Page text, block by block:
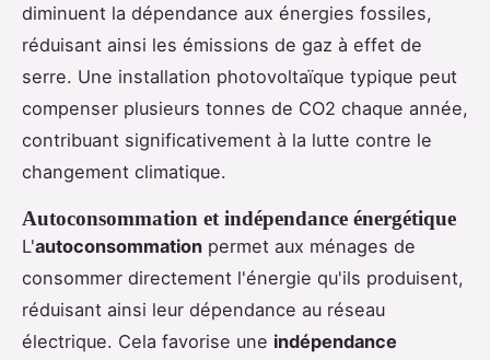
diminuent la dépendance aux énergies fossiles,
réduisant ainsi les émissions de gaz à effet de
serre. Une installation photovoltaïque typique peut
compenser plusieurs tonnes de CO2 chaque année,
contribuant significativement à la lutte contre le
changement climatique.
Autoconsommation et indépendance énergétique
L'autoconsommation permet aux ménages de
consommer directement l'énergie qu'ils produisent,
réduisant ainsi leur dépendance au réseau
électrique. Cela favorise une indépendance